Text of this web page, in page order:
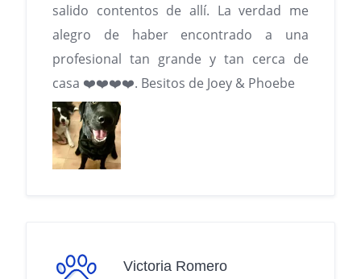
salido contentos de allí. La verdad me
alegro de haber encontrado a una
profesional tan grande y tan cerca de
casa ❤️❤️❤️❤️. Besitos de Joey & Phoebe
Victoria Romero